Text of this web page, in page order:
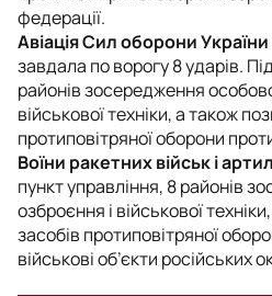
федерації.
Авіація Сил оборони України
завдала по ворогу 8 ударів.
районів зосередження
військової техніки, а також
протиповітряної оборони
Воїни ракетних військ і
пункт управління, 8 районів
озброєння і військової
засобів протиповітряної
військові об’єкти російських